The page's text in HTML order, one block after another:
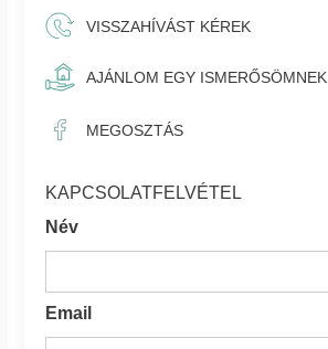
VISSZAHÍVÁST KÉREK
AJÁNLOM EGY ISMERŐSÖMNEK
MEGOSZTÁS
KAPCSOLATFELVÉTEL
Név
Email